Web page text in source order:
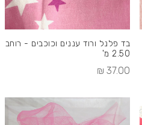
בד פלנל ורוד עננים וכוכבים - רוחב
2.50 מ'
37.00 ₪